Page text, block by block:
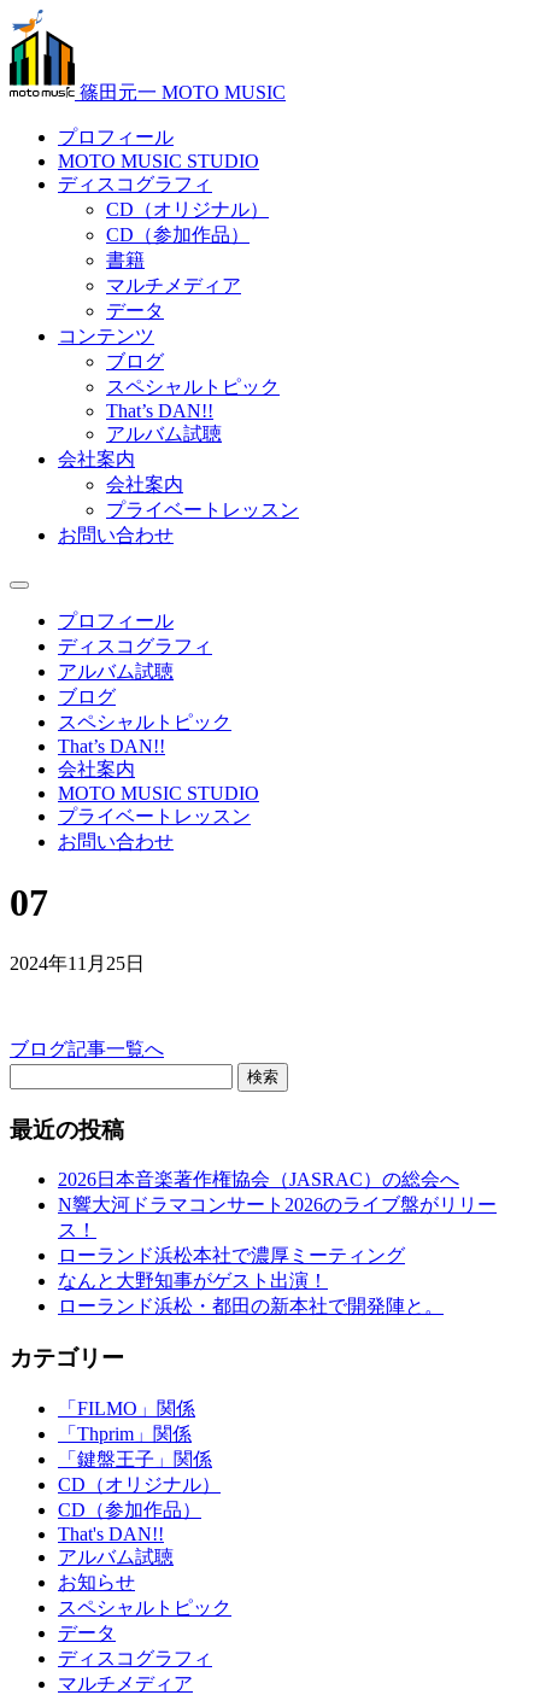
篠田元一 MOTO MUSIC
プロフィール
MOTO MUSIC STUDIO
ディスコグラフィ
CD（オリジナル）
CD（参加作品）
書籍
マルチメディア
データ
コンテンツ
ブログ
スペシャルトピック
That’s DAN!!
アルバム試聴
会社案内
会社案内
プライベートレッスン
お問い合わせ
プロフィール
ディスコグラフィ
アルバム試聴
ブログ
スペシャルトピック
That’s DAN!!
会社案内
MOTO MUSIC STUDIO
プライベートレッスン
お問い合わせ
07
2024年11月25日
ブログ記事一覧へ
検索
最近の投稿
2026日本音楽著作権協会（JASRAC）の総会へ
N響大河ドラマコンサート2026のライブ盤がリリー
ス！
ローランド浜松本社で濃厚ミーティング
なんと大野知事がゲスト出演！
ローランド浜松・都田の新本社で開発陣と。
カテゴリー
「FILMO」関係
「Thprim」関係
「鍵盤王子」関係
CD（オリジナル）
CD（参加作品）
That's DAN!!
アルバム試聴
お知らせ
スペシャルトピック
データ
ディスコグラフィ
マルチメディア